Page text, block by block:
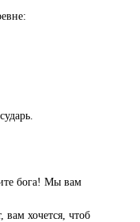
бога! Мы вам
вам хочется, чтоб